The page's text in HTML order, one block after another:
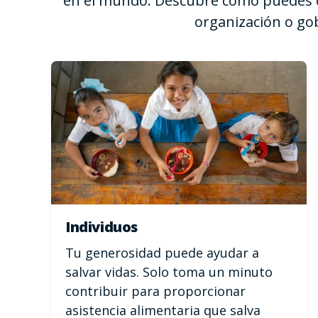
organización o
Individuos
Tu generosidad puede ayudar a
salvar vidas. Solo toma un minuto
contribuir para proporcionar
asistencia alimentaria que salva